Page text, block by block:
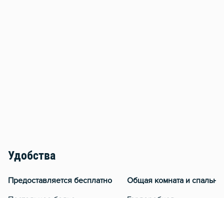
Удобства
Предоставляется бесплатно Общая комната и спальня